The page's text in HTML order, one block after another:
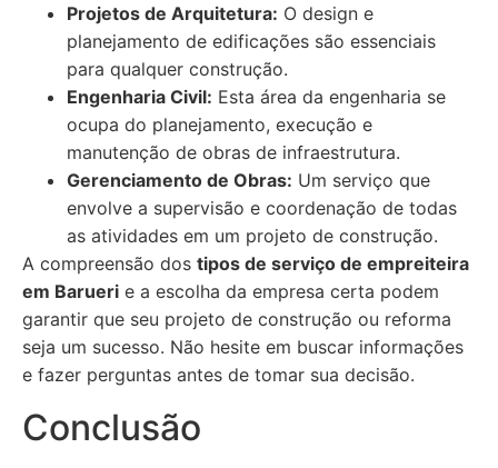
Projetos de Arquitetura: O design e
planejamento de edificações são essenciais
para qualquer construção.
Engenharia Civil: Esta área da engenharia se
ocupa do planejamento, execução e
manutenção de obras de infraestrutura.
Gerenciamento de Obras: Um serviço que
envolve a supervisão e coordenação de todas
as atividades em um projeto de construção.
A compreensão dos tipos de serviço de empreiteira
em Barueri e a escolha da empresa certa podem
garantir que seu projeto de construção ou reforma
seja um sucesso. Não hesite em buscar informações
e fazer perguntas antes de tomar sua decisão.
Conclusão